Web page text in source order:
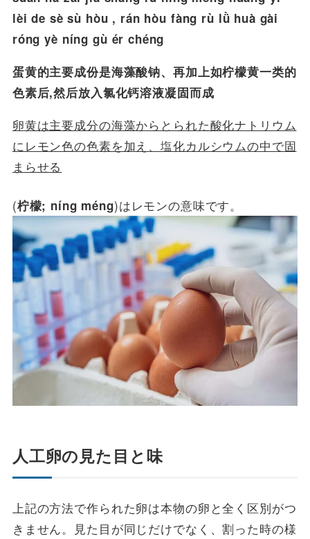
lèi de sè sù hòu , rán hòu fàng rù lǜ huà gài
róng yè níng gù ér chéng
蛋黄的主要成份是海藻酸钠、再加上如柠檬黄一类的
色素后,然后放入氯化钙溶液凝固而成
卵黄は主要成分の海藻からとられた酸化ナトリウム
にレモン色の色素を加え、塩化カルシウムの中で固
まらせる
(柠檬; níng méng)はレモンの意味です。
人工卵の見た目と味
上記の方法で作られた卵は本物の卵と全く区別がつ
きません。見た目が同じだけでなく、割った時の様